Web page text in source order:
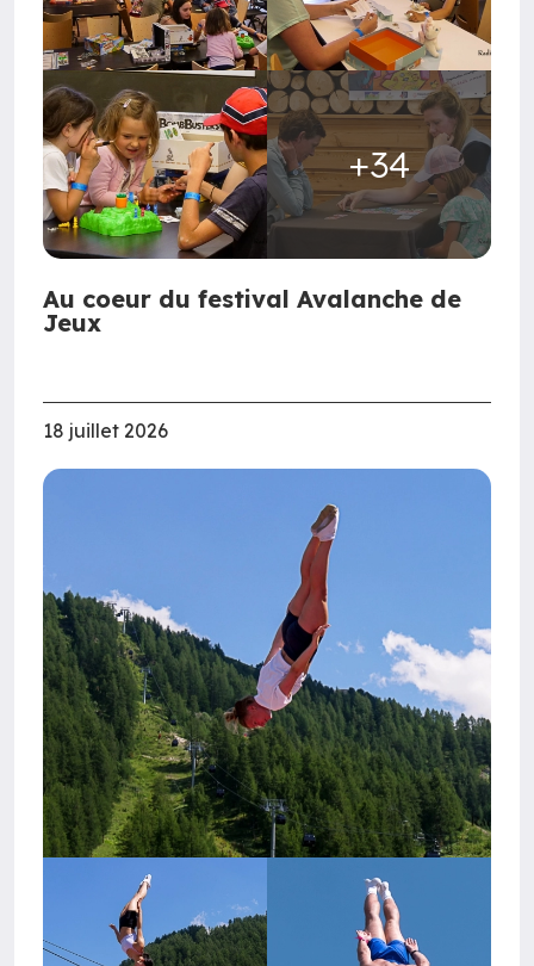
+34
Au coeur du festival Avalanche de
Jeux
18 juillet 2026